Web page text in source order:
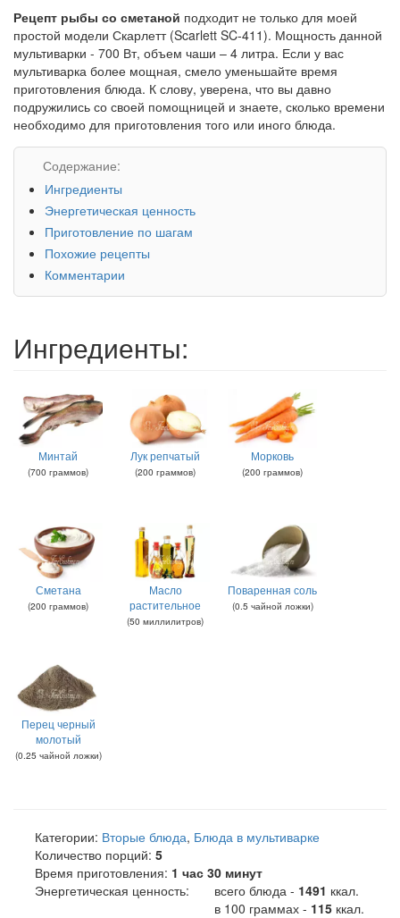
Рецепт рыбы со сметаной подходит не только для моей
простой модели Скарлетт (Scarlett SC-411). Мощность данной
мультиварки - 700 Вт, объем чаши – 4 литра. Если у вас
мультиварка более мощная, смело уменьшайте время
приготовления блюда. К слову, уверена, что вы давно
подружились со своей помощницей и знаете, сколько времени
необходимо для приготовления того или иного блюда.
Содержание:
Ингредиенты
Энергетическая ценность
Приготовление по шагам
Похожие рецепты
Комментарии
Ингредиенты:
Минтай
(700 граммов)
Лук репчатый
(200 граммов)
Морковь
(200 граммов)
Сметана
(200 граммов)
Масло
растительное
(50 миллилитров)
Поваренная соль
(0.5 чайной ложки)
Перец черный
молотый
(0.25 чайной ложки)
Категории: Вторые блюда, Блюда в мультиварке
Количество порций: 5
Время приготовления: 1 час 30 минут
Энергетическая ценность:
всего блюда - 1491 ккал.
в 100 граммах - 115 ккал.